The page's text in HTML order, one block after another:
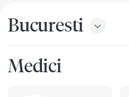
Bucuresti
Medici